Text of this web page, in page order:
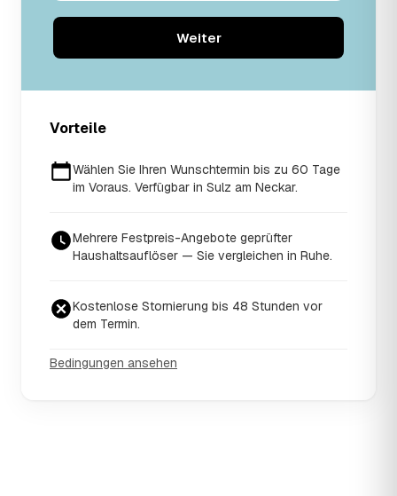
Weiter
Vorteile
Wählen Sie Ihren Wunschtermin bis zu 60 Tage
im Voraus. Verfügbar in Sulz am Neckar.
Mehrere Festpreis-Angebote geprüfter
Haushaltsauflöser — Sie vergleichen in Ruhe.
Kostenlose Stornierung bis 48 Stunden vor
dem Termin.
Bedingungen ansehen